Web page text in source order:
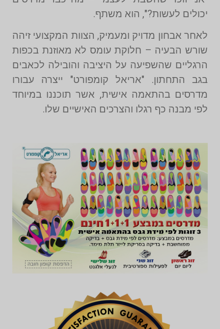
יכולים לעשות?", הוא משתף.
לאחר אבחון מדויק ומעמיק, הצוות המקצועי זיהה
שורש הבעיה – חלוקת עומס לא מאוזנת בכפות
הרגליים שהשפיעה על היציבה והובילה לכאבים
בגב התחתון. "אריאל קומפורט" ייצרה עבורו
מדרסים בהתאמה אישית, אשר תוכננו במיוחד
לפי מבנה כף רגלו והצרכים האישיים שלו.